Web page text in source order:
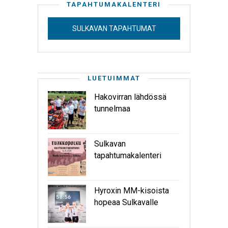
TAPAHTUMAKALENTERI
SULKAVAN TAPAHTUMAT
LUETUIMMAT
Hakovirran lähdössä
tunnelmaa
Sulkavan
tapahtumakalenteri
Hyroxin MM-kisoista
hopeaa Sulkavalle